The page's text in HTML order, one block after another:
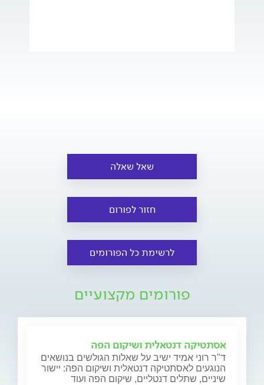
שאל שאלה
חזור לפורום
לרשימת כל הפורומים
פורומים מקצועיים
אסתטיקה דנטאלית ושיקום הפה
ד"ר רוני אמיד ישיב על שאלות הגולשים בנושאים
הנוגעים לאסתטיקה דנטאלית ושיקום הפה: יישור
שיניים, שתלים דנטליים, שיקום הפה ועוד